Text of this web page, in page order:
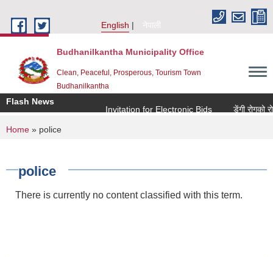
English
नेपाली
Budhanilkantha Municipality Office
Clean, Peaceful, Prosperous, Tourism Town
Budhanilkantha
Flash News
Invitation for Electronic Bids
डेंगी रोगको
You are here
Home » police
police
There is currently no content classified with this term.